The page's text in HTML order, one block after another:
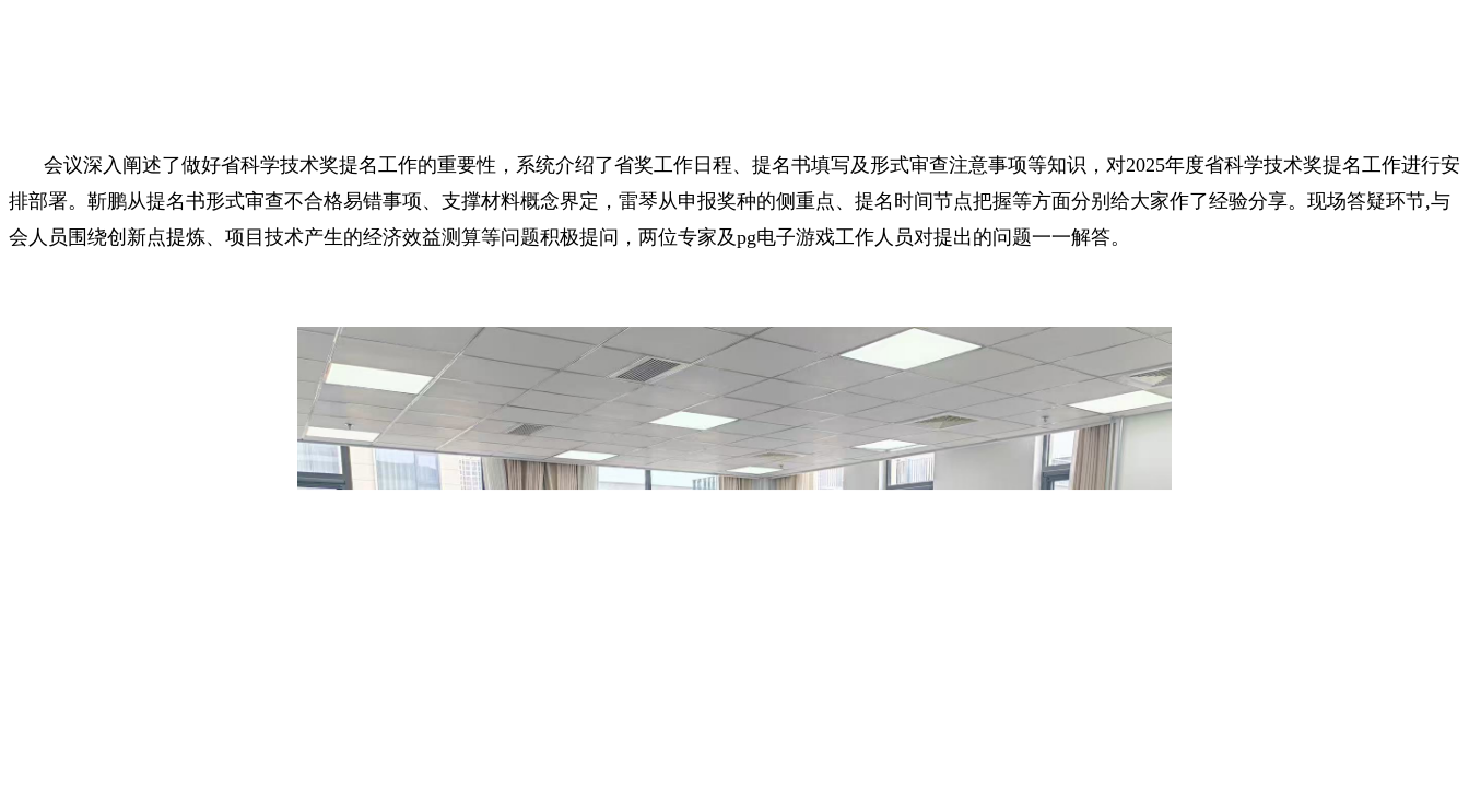
会议深入阐述了做好省科学技术奖提名工作的重要性，系统介绍了省奖工作日程、提名书填写及形式审查注意事项等知识，对2025年度省科学技术奖提名工作进行安
排部署。靳鹏从提名书形式审查不合格易错事项、支撑材料概念界定，雷琴从申报奖种的侧重点、提名时间节点把握等方面分别给大家作了经验分享。现场答疑环节,与
会人员围绕创新点提炼、项目技术产生的经济效益测算等问题积极提问，两位专家及pg电子游戏工作人员对提出的问题一一解答。